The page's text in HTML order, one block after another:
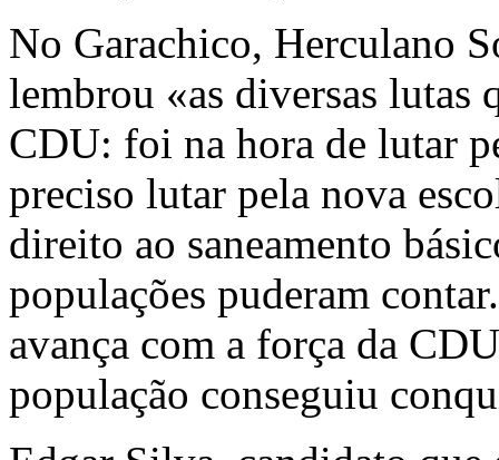
No Garachico, Herculano
lembrou «as diversas lutas
CDU: foi na hora de lutar
preciso lutar pela nova
direito ao saneamento
populações puderam
avança com a força da
população conseguiu